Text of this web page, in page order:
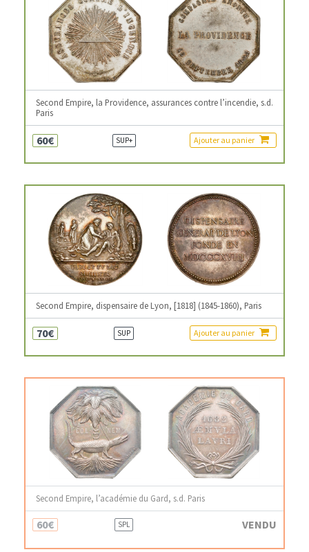
Second Empire, la Providence, assurances contre l’incendie, s.d.
Paris
60€ SUP+ Ajouter au panier
Second Empire, dispensaire de Lyon, [1818] (1845-1860), Paris
70€ SUP Ajouter au panier
Second Empire, l’académie du Gard, s.d. Paris
60€ SPL VENDU